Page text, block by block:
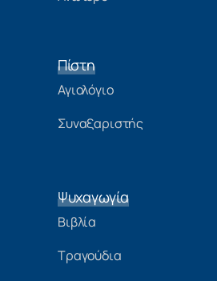
Πίστη
Αγιολόγιο
Συναξαριστής
Ψυχαγωγία
Βιβλία
Τραγούδια